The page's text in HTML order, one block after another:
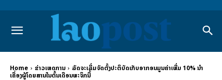
Home ຂ່າວເຫດການ
ລັດຈະເລີ່ມຈັດຕັ້ງປະຕິບັດເກັບອາກອນມູນຄ່າເພີ່ມ 10% ນຳ
ເຄື່ອງຜູ້ໂດຍສານໃນຕົ້ນເດືອນພະຈິກນີ້